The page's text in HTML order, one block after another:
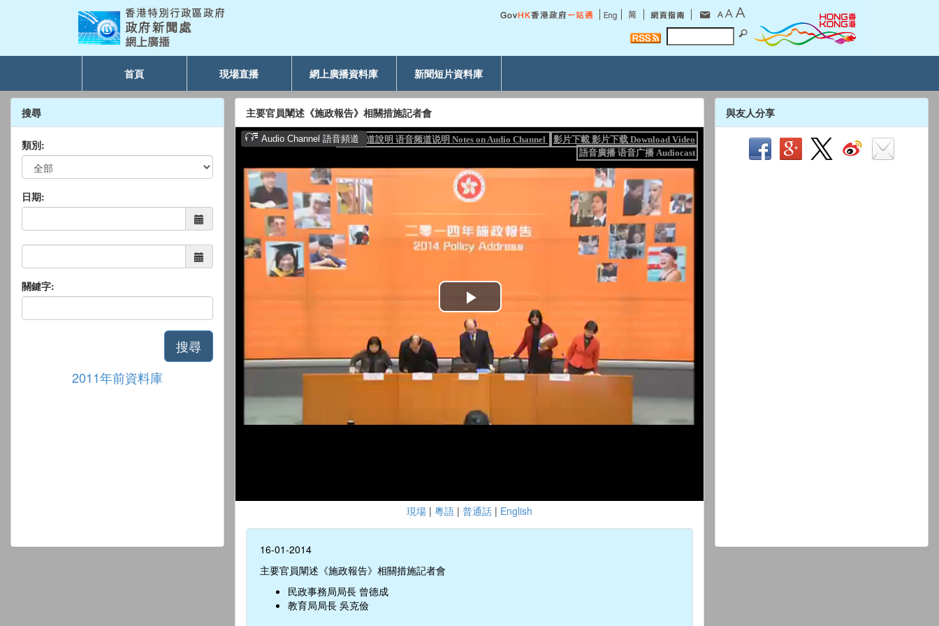
首頁 現場直播 網上廣播資料庫 新聞短片資料庫
搜尋
類別:
日期:
關鍵字:
搜尋
2011年前資料庫
主要官員闡述《施政報告》相關措施記者會
現場 | 粵語 | 普通話 | English
16-01-2014
主要官員闡述《施政報告》相關措施記者會
民政事務局局長 曾德成
教育局局長 吳克儉
與友人分享